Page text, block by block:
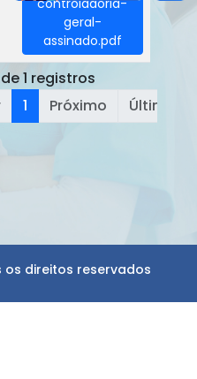
geral-
assinado.pdf
1 registros
1 Próximo Último
os direitos reservados